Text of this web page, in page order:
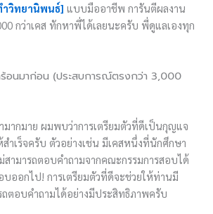
ำวิทยานิพนธ์] แบบมืออาชีพ การันตีผลงาน
กว่าเคส ทักหาพี่ได้เลยนะครับ พี่ดูแลเองทุก
อนมาก่อน (ประสบการณ์ตรงกว่า 3,000
มากมาย ผมพบว่าการเตรียมตัวที่ดีเป็นกุญแจ
ำเร็จครับ ตัวอย่างเช่น มีเคสหนึ่งที่นักศึกษา
สามารถตอบคำถามจากคณะกรรมการสอบได้
บออกไป! การเตรียมตัวที่ดีจะช่วยให้ท่านมี
ถตอบคำถามได้อย่างมีประสิทธิภาพครับ